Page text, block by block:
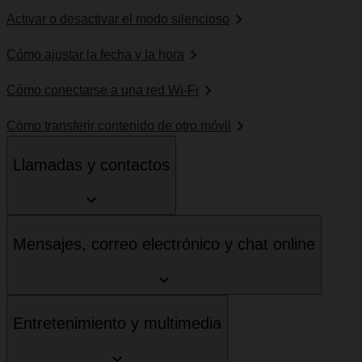
Activar o desactivar el modo silencioso
Cómo ajustar la fecha y la hora
Cómo conectarse a una red Wi-Fi
Cómo transferir contenido de otro móvil
Llamadas y contactos
Mensajes, correo electrónico y chat online
Entretenimiento y multimedia